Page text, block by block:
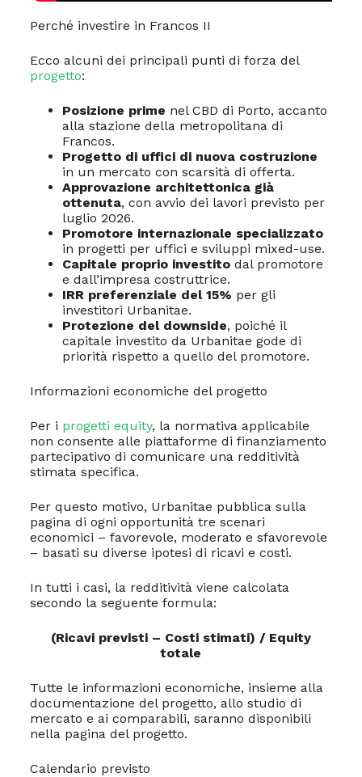
Perché investire in Francos II
Ecco alcuni dei principali punti di forza del
progetto:
Posizione prime nel CBD di Porto, accanto
alla stazione della metropolitana di
Francos.
Progetto di uffici di nuova costruzione
in un mercato con scarsità di offerta.
Approvazione architettonica già
ottenuta, con avvio dei lavori previsto per
luglio 2026.
Promotore internazionale specializzato
in progetti per uffici e sviluppi mixed-use.
Capitale proprio investitodal promotore
e dall’impresa costruttrice.
IRR preferenziale del 15% per gli
investitori Urbanitae.
Protezione del downside, poiché il
capitale investito da Urbanitae gode di
priorità rispetto a quello del promotore.
Informazioni economiche del progetto
Per i progetti equity, la normativa applicabile
non consente alle piattaforme di finanziamento
partecipativo di comunicare una redditività
stimata specifica.
Per questo motivo, Urbanitae pubblica sulla
pagina di ogni opportunità tre scenari
economici – favorevole, moderato e sfavorevole
– basati su diverse ipotesi di ricavi e costi.
In tutti i casi, la redditività viene calcolata
secondo la seguente formula:
(Ricavi previsti – Costi stimati) / Equity
totale
Tutte le informazioni economiche, insieme alla
documentazione del progetto, allo studio di
mercato e ai comparabili, saranno disponibili
nella pagina del progetto.
Calendario previsto